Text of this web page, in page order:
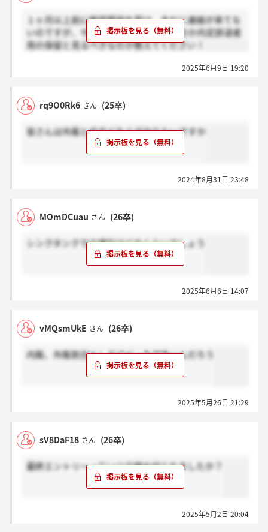
１ヶ月以上前に幹部面談を受け、未だに連絡が来てな
いのですが、サイレントと見るべきなのか内定辞退者
用の保留と見るべきなのか教えてください！
2025年6月9日 19:20
rq9O0Rk6 さん (25卒)
皆さんは外販と内半どちらがやりたいですか
2024年8月31日 23:48
MOmDCuau さん (26卒)
シンクタンクでの順位はどのくらいでしょう
2025年6月6日 14:07
vMQsmUkE さん (26卒)
内販、外販割合としてはどっちが多いんだろう
2025年5月26日 21:29
sV8DaF18 さん (26卒)
最終エントリーっていつで締め切られましたか？
2025年5月2日 20:04